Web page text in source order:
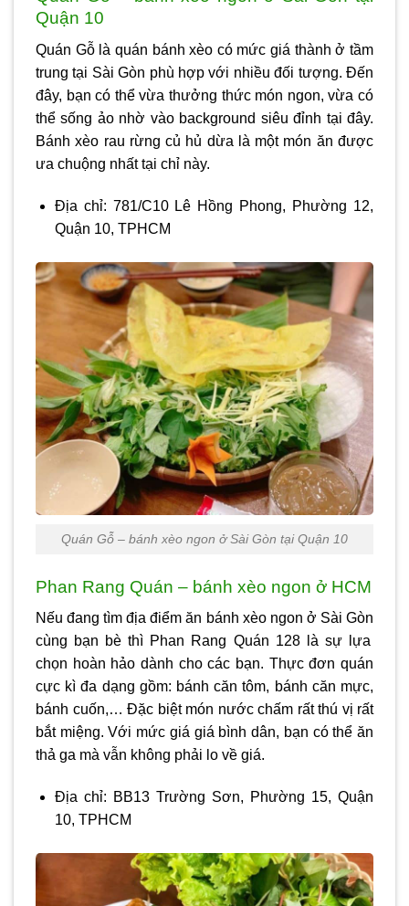
Quận 10
Quán Gỗ là quán bánh xèo có mức giá thành ở tầm
trung tại Sài Gòn phù hợp với nhiều đối tượng. Đến
đây, bạn có thể vừa thưởng thức món ngon, vừa có
thể sống ảo nhờ vào background siêu đỉnh tại đây.
Bánh xèo rau rừng củ hủ dừa là một món ăn được
ưa chuộng nhất tại chỉ này.
Địa chỉ: 781/C10 Lê Hồng Phong, Phường 12,
Quận 10, TPHCM
Quán Gỗ – bánh xèo ngon ở Sài Gòn tại Quận 10
Phan Rang Quán – bánh xèo ngon ở HCM
Nếu đang tìm địa điểm ăn bánh xèo ngon ở Sài Gòn
cùng bạn bè thì Phan Rang Quán 128 là sự lựa
chọn hoàn hảo dành cho các bạn. Thực đơn quán
cực kì đa dạng gồm: bánh căn tôm, bánh căn mực,
bánh cuốn,… Đặc biệt món nước chấm rất thú vị rất
bắt miệng. Với mức giá giá bình dân, bạn có thể ăn
thả ga mà vẫn không phải lo về giá.
Địa chỉ: BB13 Trường Sơn, Phường 15, Quận
10, TPHCM